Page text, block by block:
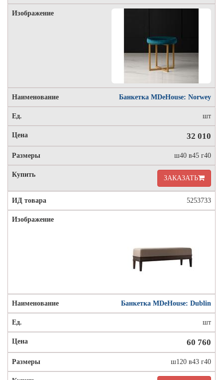
Банкетка MDeHouse: Norwey
шт
32 010
ш40 в45 г40
ЗАКАЗАТЬ
5253733
Банкетка MDeHouse: Dublin
шт
60 760
ш120 в43 г40